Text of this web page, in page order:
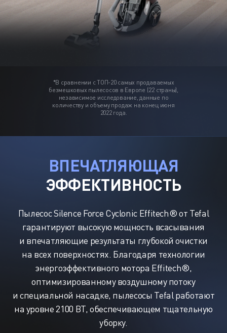
*В сравнении с ТОП-20 самых продаваемых
безмешковых пылесосов в Европе (22 страны),
независимое исследование,данные по
количеству и объему продаж на конец июня
2022 года.
ВПЕЧАТЛЯЮЩАЯ
ЭФФЕКТИВНОСТЬ
Пылесос Silence Force Cyclonic Effitech® от Tefal
гарантируют высокую мощность всасывания
и впечатляющие результаты глубокой очистки
на всех поверхностях. Благодаря технологии
энергоэффективного мотора Effitech®,
оптимизированному воздушному потоку
и специальной насадке, пылесосы Tefal работают
на уровне 2100 ВТ, обеспечивающем тщательную
уборку.